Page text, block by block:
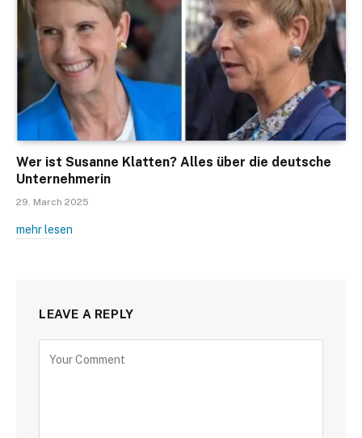
Wer ist Susanne Klatten? Alles über die deutsche
Unternehmerin
29. March 2025
mehr lesen
LEAVE A REPLY